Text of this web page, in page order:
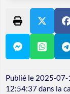
Publié le 2025-
12:54:37dans la